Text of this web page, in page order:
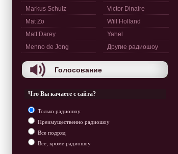
Markus Schulz
Mat Zo
Matt Darey
Menno de Jong
Victor Dinaire
Will Holland
Yahel
Другие радиошоу
Голосование
Что Вы качаете с сайта?
Только радиошоу
Преимущественно радиошоу
Все подряд
Все, кроме радиошоу